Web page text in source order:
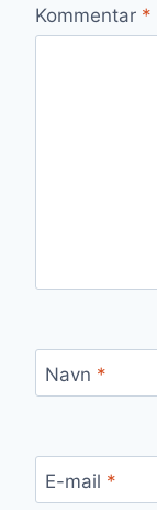
Kommentar *
Navn *
E-mail *